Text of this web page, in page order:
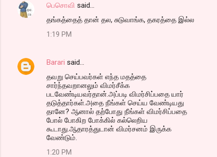
பெசொவி said…
தங்கத்தைத் தான் தல, சுடுவாங்க, தகரத்தை இல்ல
1:19 PM
Barari said…
தவறு செய்பவர்கள் எந்த மதத்தை
சார்ந்தவறானலும் விமர்சீக்க
படவேண்டியவர்தான்.அப்படி விமர்சிப்பதை யார்
தடுத்தார்கள்.அதை நீங்கள் செய்ய வேண்டியது
தானே? ஆனால் தற்போது நீங்கள் விமர்சிப்பதை
போல் போகிற போக்கில் கல்லெறிய
கூடாது.ஆதாரத்துடான் விமர்சனம் இருக்க
வேண்டும்.
1:20 PM